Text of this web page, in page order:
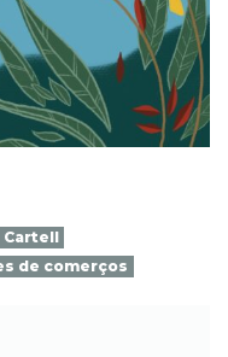
Cartell
de comerços